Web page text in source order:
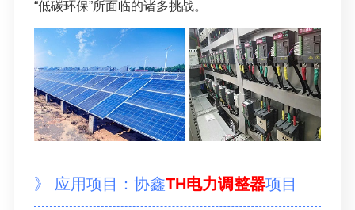
“低碳环保”所面临的诸多挑战。
》 应用项目：协鑫TH电力调整器项目